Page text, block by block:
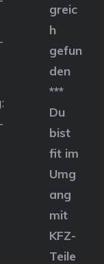
greic
h
gefun
den
***
Du
bist
fit im
Umg
ang
mit
KFZ-
Teile